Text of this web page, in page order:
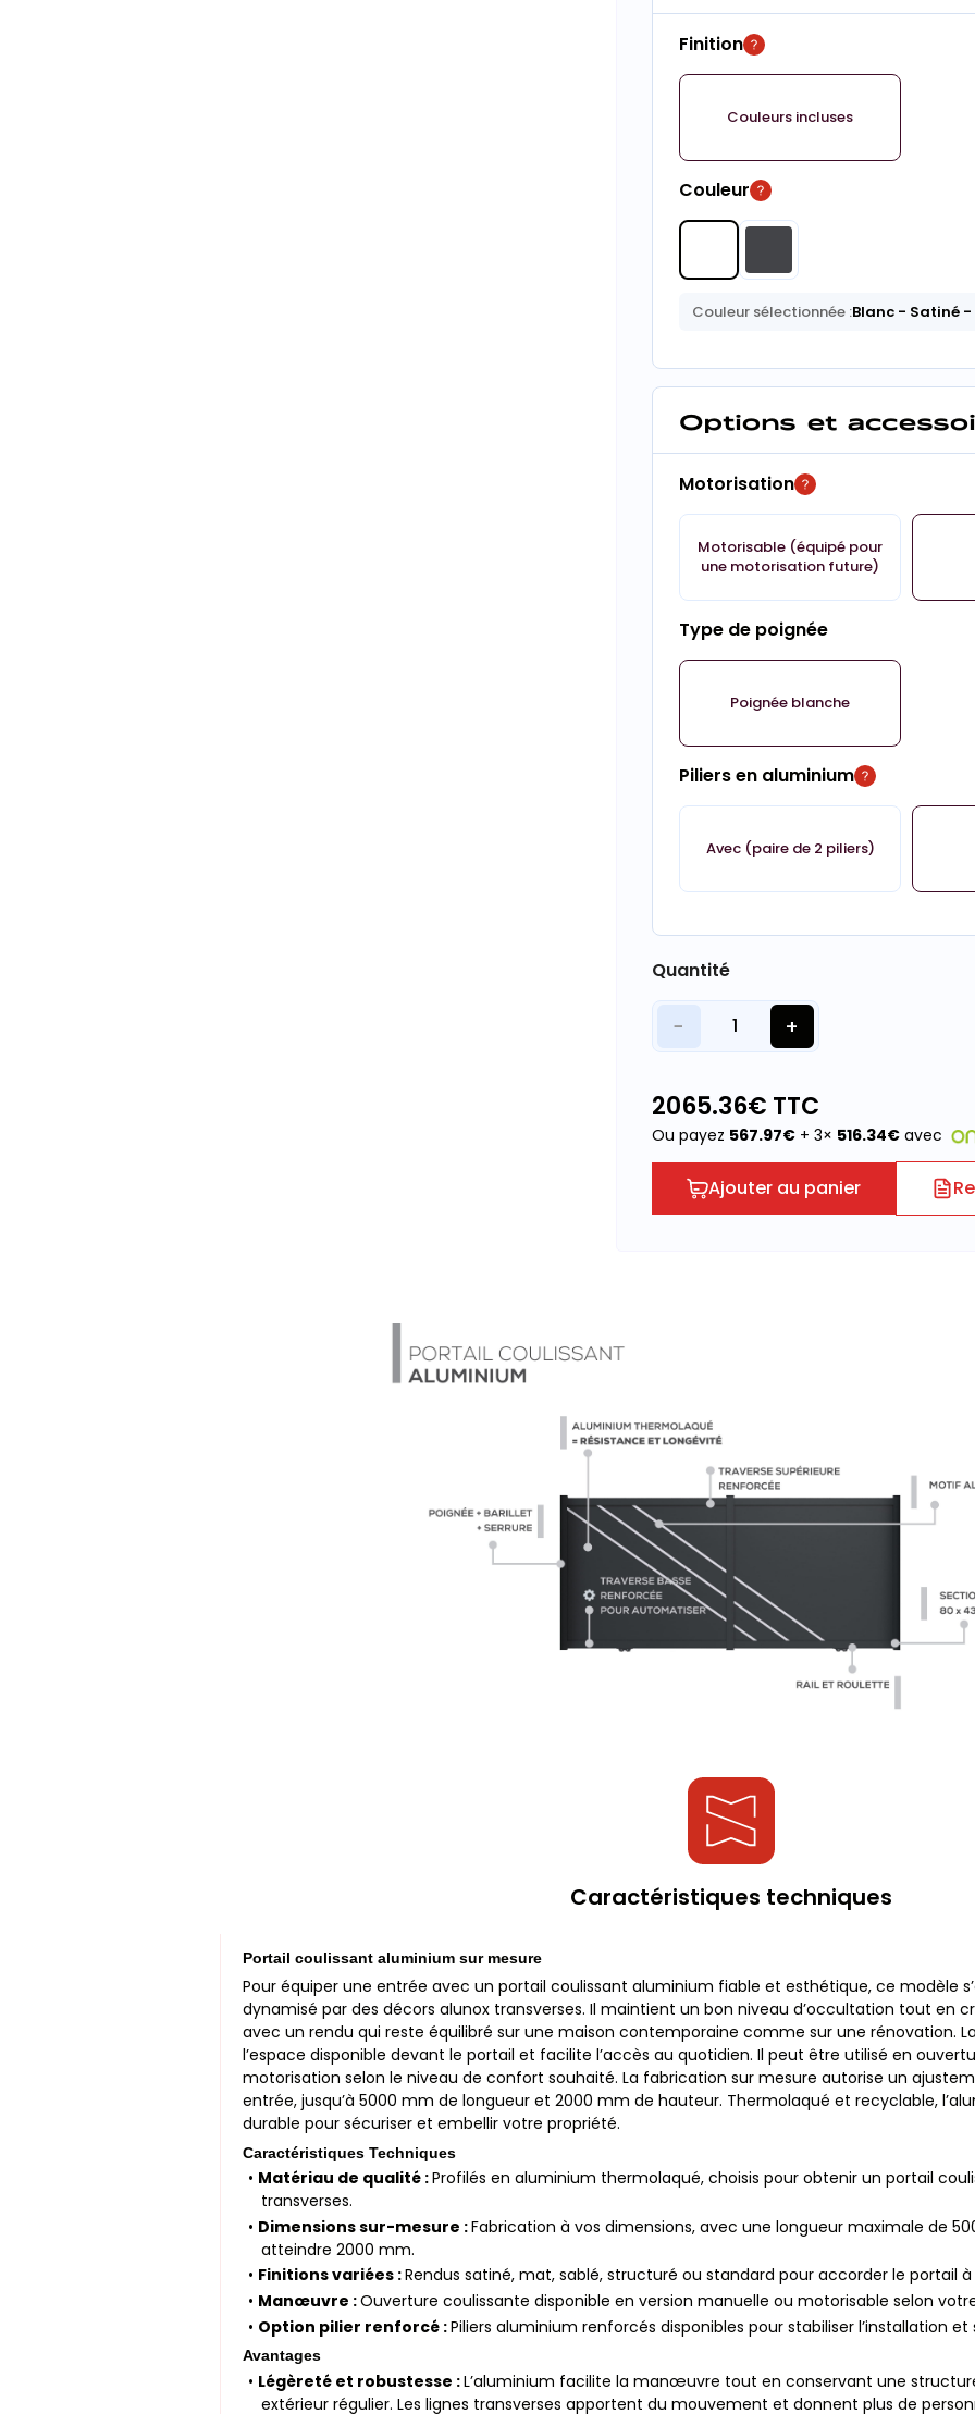
Finition
Couleurs incluses
Couleur
Couleur sélectionnée :Blanc- Satiné-
Options et
Motorisation
Motorisable (équipé pour
une motorisation future)
Type de poignée
Poignée blanche
Piliers en aluminium
Avec (paire de 2 piliers)
Quantité
− 1 +
2065.36€ TTC
Ou payez 567.97€+ 3× 516.34€ avec
Ajouter au panier
Caractéristiques techniques
Portail coulissant aluminium sur mesure
Pour équiper une entrée avec un portail coulissant aluminium fiable et esthétique, ce modèle
dynamisé par des décors alunox transverses. Il maintient un bon niveau d’occultation tout en
avec un rendu qui reste équilibré sur une maison contemporaine comme sur une rénovation.
l’espace disponible devant le portail et facilite l’accès au quotidien. Il peut être utilisé en
motorisation selon le niveau de confort souhaité. La fabrication sur mesure autorise un
entrée, jusqu’à 5000 mm de longueur et 2000 mm de hauteur. Thermolaqué et recyclable,
durable pour sécuriser et embellir votre propriété.
Caractéristiques Techniques
• Matériau de qualité :Profilés en aluminium thermolaqué, choisis pour obtenir un portail
transverses.
• Dimensions sur-mesure :Fabrication à vos dimensions, avec une longueur maximale de
atteindre 2000 mm.
• Finitions variées :Rendus satiné, mat, sablé, structuré ou standard pour accorder le portail
• Manœuvre :Ouverture coulissante disponible en version manuelle ou motorisable selon
• Option pilier renforcé :Piliers aluminium renforcés disponibles pour stabiliser l’installation
Avantages
• Légèreté et robustesse :L’aluminium facilite la manœuvre tout en conservant une
extérieur régulier. Les lignes transverses apportent du mouvement et donnent plus de